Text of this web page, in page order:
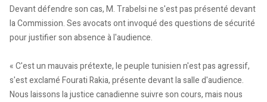
Devant défendre son cas, M. Trabelsi ne s'est pas présenté devant
la Commission. Ses avocats ont invoqué des questions de sécurité
pour justifier son absence à l'audience.
« C'est un mauvais prétexte, le peuple tunisien n'est pas agressif,
s'est exclamé Fourati Rakia, présente devant la salle d'audience.
Nous laissons la justice canadienne suivre son cours, mais nous